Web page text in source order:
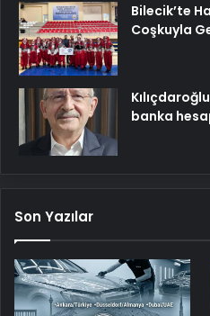
Bilecik’te
Coşkuyla
banka
Son Yazılar